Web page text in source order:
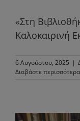
«Στη
Καλοκαιρινή
6 Αυγούστου, 2025 |
Διαβάστε περισσότερα